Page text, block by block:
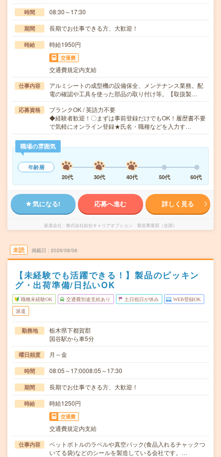
時間 08:30～17:30
期間 長期でお仕事できる方、大歓迎！
時給 時給1950円
交通費
交通費規定内支給
仕事内容
アルミシートの成型機の設備保全、メンテナンス業務。配
電の確認や工具を使った部品の取り付け等。【取扱製…
応募資格
ブランクOK / 英語力不要
◆経験者歓迎！〇まずは事前登録だけでもOK！履歴書不要
で気軽にオンライン登録★氏名・職種などを入力す…
職場の雰囲気
年齢層
20代
30代 40代 50代 60代
気になる! 応募へ進む 詳しく見る
派遣会社 株式会社綜合キャリアオプション 製造事業部（全国）
未読 掲載日 2026/08/06
【未経験でも活躍できる！】製品のピッキン
グ・出荷準備/日払いOK
職種未経験OK 交通費別途支給あり 土日祝日が休み WEB登録OK
派遣
勤務地
栃木県下都賀郡
国谷駅から車5分
曜日頻度 月～金
時間 08:05～17:0008:05～17:30
期間 長期でお仕事できる方、大歓迎！
時給 時給1250円
交通費
交通費規定内支給
仕事内容
ペットボトルのラベルや真空パック(食品入れるチャックつ
いてる袋)などのシールを製造している会社です。…